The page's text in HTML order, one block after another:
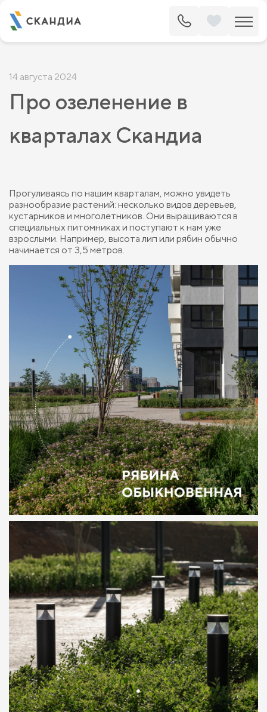
14 августа 2024
Про озеленение в
кварталах Скандиа
Прогуливаясь по нашим кварталам, можно увидеть
разнообразие растений: несколько видов деревьев,
кустарников и многолетников. Они выращиваются в
специальных питомниках и поступают к нам уже
взрослыми. Например, высота лип или рябин обычно
начинается от 3,5 метров.